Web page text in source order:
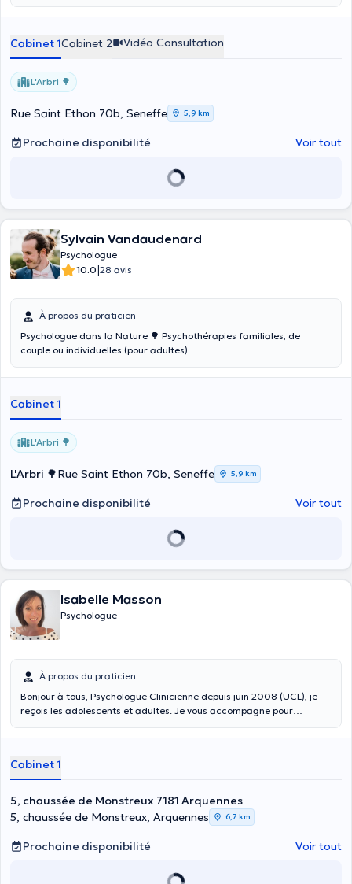
Cabinet 1Cabinet 2 Vidéo Consultation
L'Arbri 🌳
Rue Saint Ethon 70b, Seneffe 5,9 km
Prochaine disponibilité Voir tout
Sylvain Vandaudenard
Psychologue
10.0|28 avis
À propos du praticien
Psychologue dans la Nature 🌳 Psychothérapies familiales, de
couple ou individuelles (pour adultes).
Cabinet 1
L'Arbri 🌳
L'Arbri 🌳Rue Saint Ethon 70b, Seneffe 5,9 km
Prochaine disponibilité Voir tout
Isabelle Masson
Psychologue
À propos du praticien
Bonjour à tous, Psychologue Clinicienne depuis juin 2008 (UCL), je
reçois les adolescents et adultes. Je vous accompagne pour
souhaitez simplement vivre mieux, en apprenant à vous connaître
et vous font souffrir. Je vous reçois au sein de mon cabinet à
Arquennes tous les lundis, mardis et jeudis, en présentiel ou
videoconsultation. 0479/85.35.38
Cabinet 1
5, chaussée de Monstreux 7181 Arquennes
5, chaussée de Monstreux, Arquennes
6,7 km
Prochaine disponibilité Voir tout